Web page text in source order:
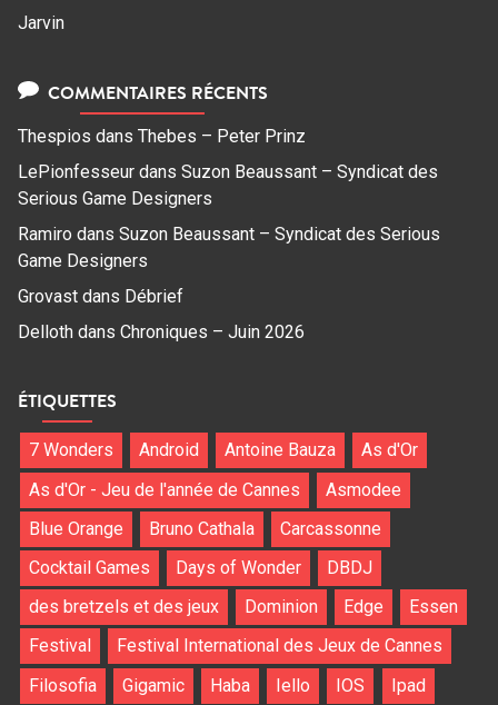
Jarvin
COMMENTAIRES RÉCENTS
Thespios dans Thebes – Peter Prinz
LePionfesseur dans Suzon Beaussant – Syndicat des
Serious Game Designers
Ramiro dans Suzon Beaussant – Syndicat des Serious
Game Designers
Grovast dans Débrief
Delloth dans Chroniques – Juin 2026
ÉTIQUETTES
7 Wonders Android Antoine Bauza
As d'Or
As d'Or - Jeu de l'année de Cannes
Asmodee
Blue Orange
Bruno Cathala
Carcassonne
Cocktail Games
Days of Wonder
DBDJ
des bretzels et des jeux
Dominion Edge
Essen
Festival
Festival International des Jeux de Cannes
Filosofia
Gigamic Haba Iello IOS Ipad